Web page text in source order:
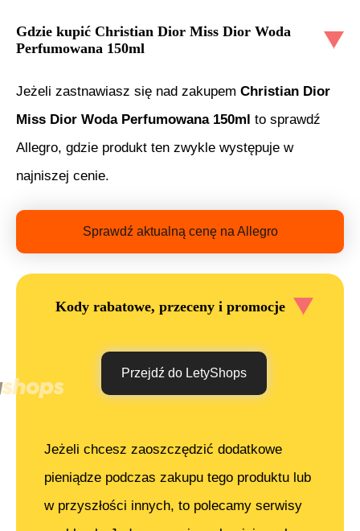
Gdzie kupić Christian Dior Miss Dior Woda
Perfumowana 150ml
Jeżeli zastnawiasz się nad zakupem Christian Dior
Miss Dior Woda Perfumowana 150ml to sprawdź
Allegro, gdzie produkt ten zwykle występuje w
najniszej cenie.
Sprawdź aktualną cenę na Allegro
Kody rabatowe, przeceny i promocje
Przejdź do LetyShops
Jeżeli chcesz zaoszczędzić dodatkowe
pieniądze podczas zakupu tego produktu lub
w przyszłości innych, to polecamy serwisy